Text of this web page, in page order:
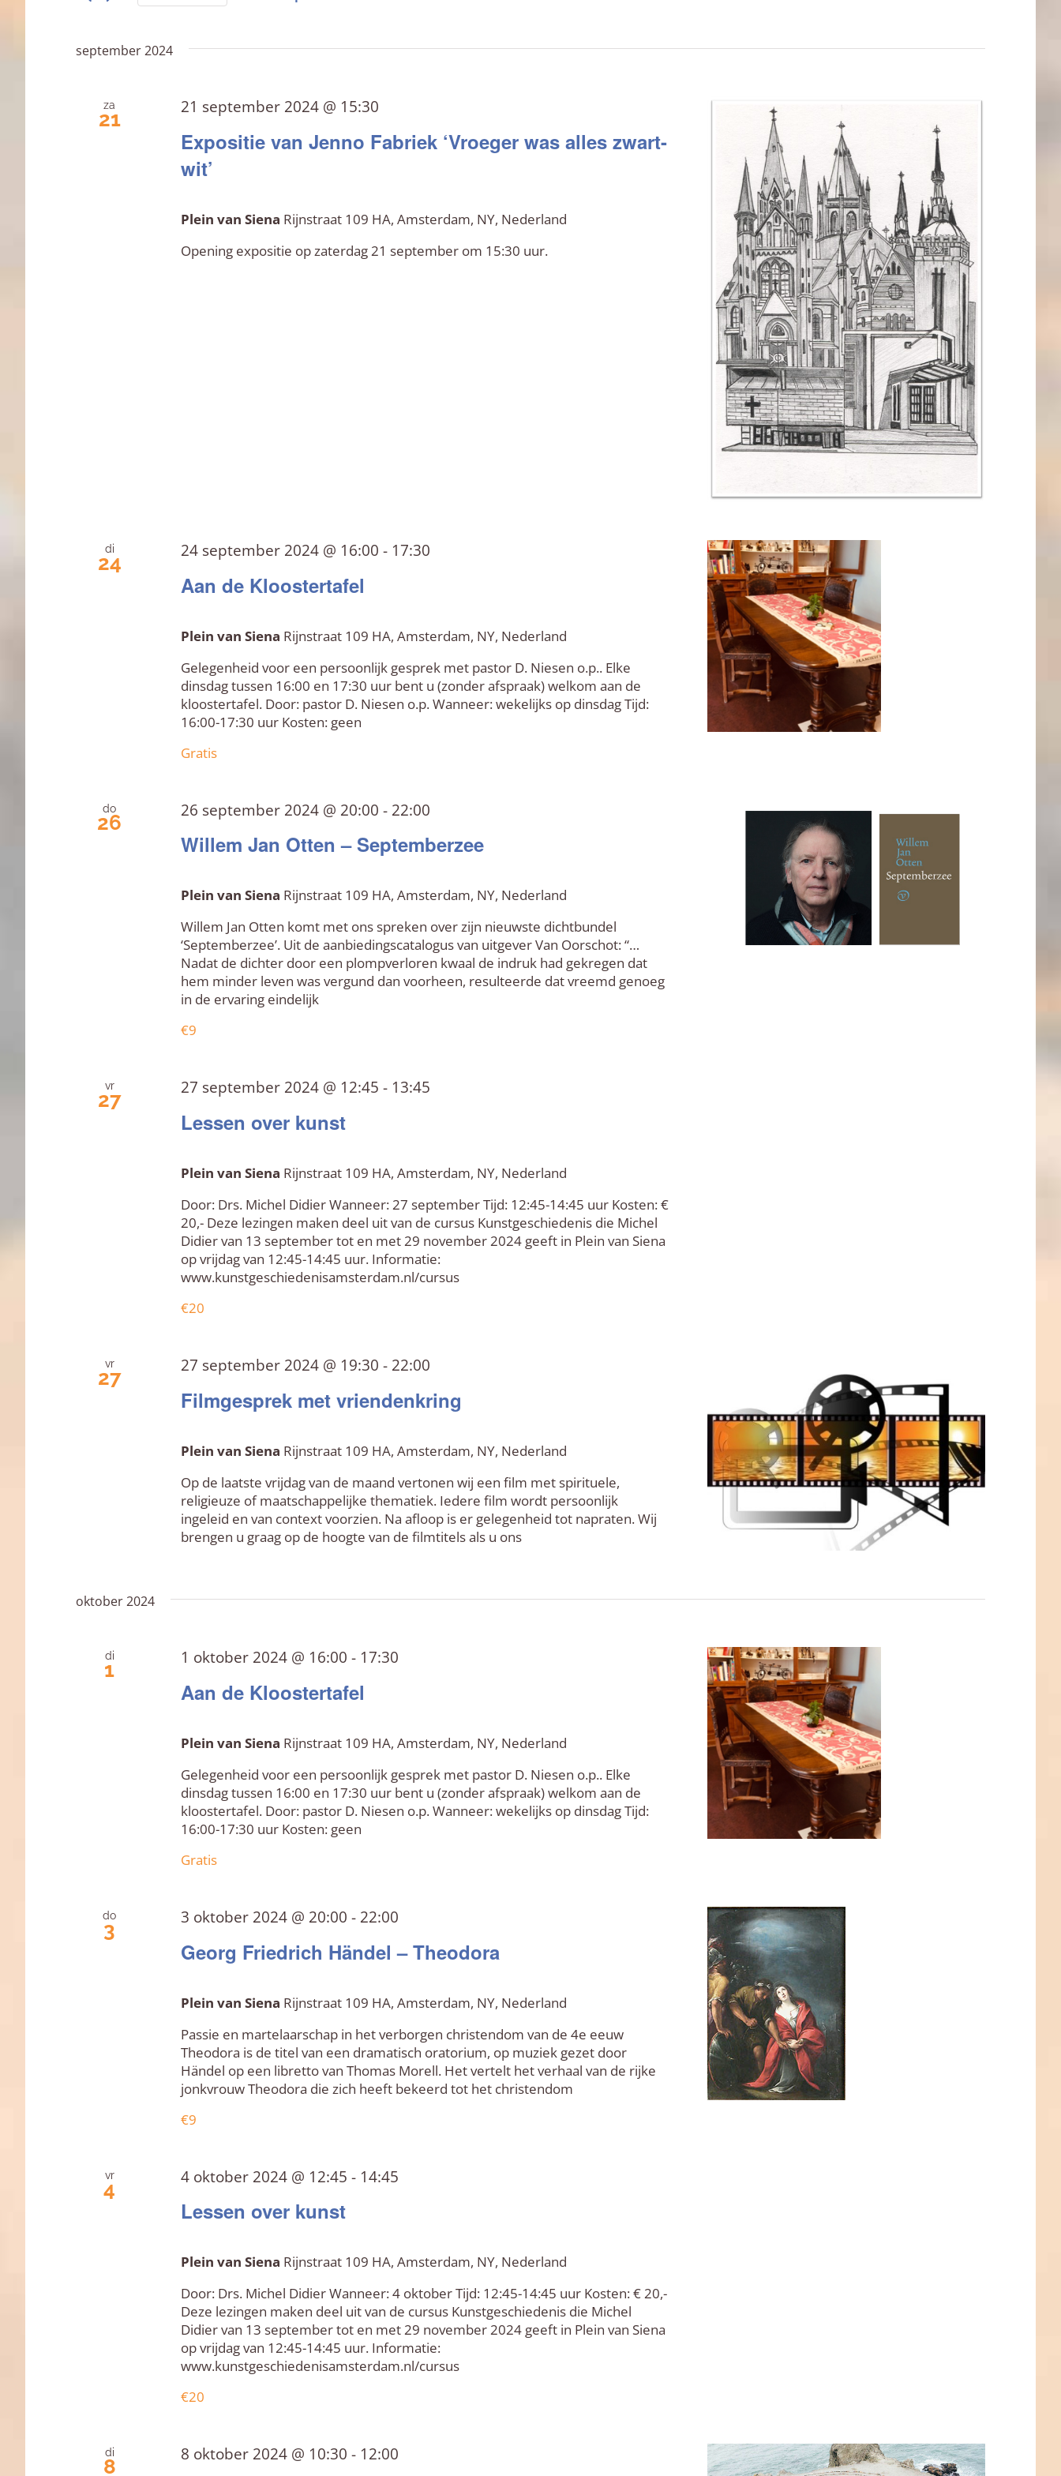
en
weergeven
met
datum.
september 2024
za
21
Expositie van Jenno Fabriek ‘Vroeger was alles zwart-
wit’
21 september 2024 @ 15:30
Plein van Siena Rijnstraat 109 HA, Amsterdam, NY, Nederland
Opening expositie op zaterdag 21 september om 15:30 uur.
di
24
Aan de Kloostertafel
24 september 2024 @ 16:00 - 17:30
Plein van Siena Rijnstraat 109 HA, Amsterdam, NY, Nederland
Gelegenheid voor een persoonlijk gesprek met pastor D. Niesen o.p.. Elke
dinsdag tussen 16:00 en 17:30 uur bent u (zonder afspraak) welkom aan de
kloostertafel. Door: pastor D. Niesen o.p. Wanneer: wekelijks op dinsdag Tijd:
16:00-17:30 uur Kosten: geen
Gratis
do
26
Willem Jan Otten – Septemberzee
26 september 2024 @ 20:00 - 22:00
Plein van Siena Rijnstraat 109 HA, Amsterdam, NY, Nederland
Willem Jan Otten komt met ons spreken over zijn nieuwste dichtbundel
‘Septemberzee’. Uit de aanbiedingscatalogus van uitgever Van Oorschot: “…
Nadat de dichter door een plompverloren kwaal de indruk had gekregen dat
hem minder leven was vergund dan voorheen, resulteerde dat vreemd genoeg
in de ervaring eindelijk
€9
vr
27
Lessen over kunst
27 september 2024 @ 12:45 - 13:45
Plein van Siena Rijnstraat 109 HA, Amsterdam, NY, Nederland
Door: Drs. Michel Didier Wanneer: 27 september Tijd: 12:45-14:45 uur Kosten: €
20,- Deze lezingen maken deel uit van de cursus Kunstgeschiedenis die Michel
Didier van 13 september tot en met 29 november 2024 geeft in Plein van Siena
op vrijdag van 12:45-14:45 uur. Informatie:
www.kunstgeschiedenisamsterdam.nl/cursus
€20
vr
27
Filmgesprek met vriendenkring
27 september 2024 @ 19:30 - 22:00
Plein van Siena Rijnstraat 109 HA, Amsterdam, NY, Nederland
Op de laatste vrijdag van de maand vertonen wij een film met spirituele,
religieuze of maatschappelijke thematiek. Iedere film wordt persoonlijk
ingeleid en van context voorzien. Na afloop is er gelegenheid tot napraten. Wij
brengen u graag op de hoogte van de filmtitels als u ons
oktober 2024
di
1
Aan de Kloostertafel
1 oktober 2024 @ 16:00 - 17:30
Plein van Siena Rijnstraat 109 HA, Amsterdam, NY, Nederland
Gelegenheid voor een persoonlijk gesprek met pastor D. Niesen o.p.. Elke
dinsdag tussen 16:00 en 17:30 uur bent u (zonder afspraak) welkom aan de
kloostertafel. Door: pastor D. Niesen o.p. Wanneer: wekelijks op dinsdag Tijd:
16:00-17:30 uur Kosten: geen
Gratis
do
3
Georg Friedrich Händel – Theodora
3 oktober 2024 @ 20:00 - 22:00
Plein van Siena Rijnstraat 109 HA, Amsterdam, NY, Nederland
Passie en martelaarschap in het verborgen christendom van de 4e eeuw
Theodora is de titel van een dramatisch oratorium, op muziek gezet door
Händel op een libretto van Thomas Morell. Het vertelt het verhaal van de rijke
jonkvrouw Theodora die zich heeft bekeerd tot het christendom
€9
vr
4
Lessen over kunst
4 oktober 2024 @ 12:45 - 14:45
Plein van Siena Rijnstraat 109 HA, Amsterdam, NY, Nederland
Door: Drs. Michel Didier Wanneer: 4 oktober Tijd: 12:45-14:45 uur Kosten: € 20,-
Deze lezingen maken deel uit van de cursus Kunstgeschiedenis die Michel
Didier van 13 september tot en met 29 november 2024 geeft in Plein van Siena
op vrijdag van 12:45-14:45 uur. Informatie:
www.kunstgeschiedenisamsterdam.nl/cursus
€20
di
8
8 oktober 2024 @ 10:30 - 12:00